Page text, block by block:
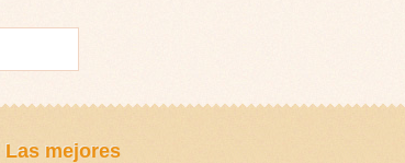
Las mejores